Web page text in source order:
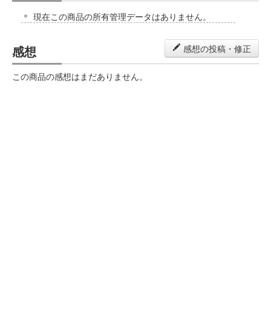
現在この商品の所有管理データはありません。
感想 感想の投稿・修正
この商品の感想はまだありません。